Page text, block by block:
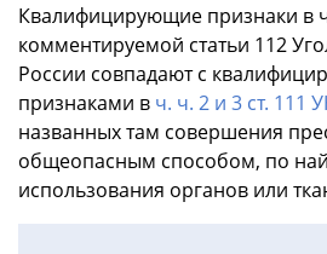
Квалифицирующие признаки в
комментируемой статьи 112
России совпадают с
признаками в ч. ч. 2 и 3 ст. 111
названных там совершения
общеопасным способом, по
использования органов или